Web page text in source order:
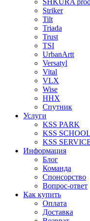
SHKURA рrоd
Striker
Tilt
Triada
Trust
TSI
UrbanArtt
Versatyl
Vital
VLX
Wise
ННХ
Спутник
Услуги
KSS PARK
KSS SCHOOL
KSS
Информация
Блог
Команда
Спонсорство
Вопрос-ответ
Как купить
Оплата
Доставка